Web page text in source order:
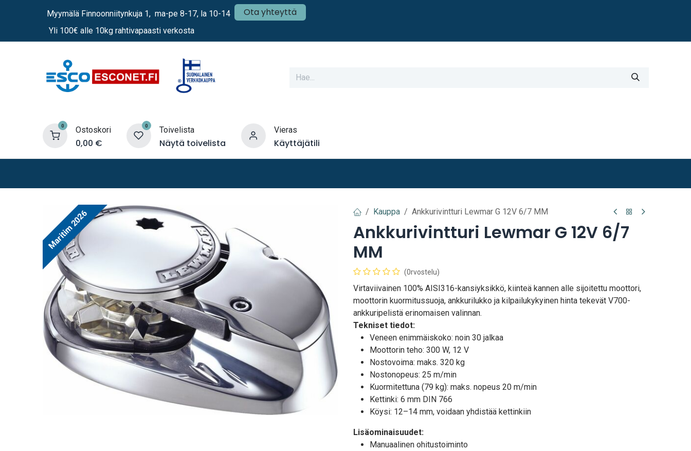
Myymälä Finnoonniitynkuja 1, ma-pe 8-17, la 10-14 Ota yhteyttä
Yli 100€ alle 10kg rahtivapaasti verkosta
0 Ostoskori
0,00 €
0 Toivelista
Näytä toivelista
Vieras
Käyttäjätili
Maritim 2026 Kauppa Ankkurivintturi Lewmar G 12V 6/7 MM
Ankkurivintturi Lewmar G 12V 6/7
MM
(0rvostelu)
Virtaviivainen 100% AISI316-kansiyksikkö, kiinteä kannen alle sijoitettu moottori,
moottorin kuormitussuoja, ankkurilukko ja kilpailukykyinen hinta tekevät V700-
ankkuripelistä erinomaisen valinnan.
Tekniset tiedot:
Veneen enimmäiskoko: noin 30 jalkaa
Moottorin teho: 300 W, 12 V
Nostovoima: maks. 320 kg
Nostonopeus: 25 m/min
Kuormitettuna (79 kg): maks. nopeus 20 m/min
Kettinki: 6 mm DIN 766
Köysi: 12–14 mm, voidaan yhdistää kettinkiin
Lisäominaisuudet:
Manuaalinen ohitustoiminto